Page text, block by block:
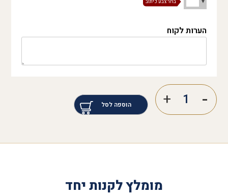
הערות לקוח
הוספה לסל
מומלץ לקנות יחד